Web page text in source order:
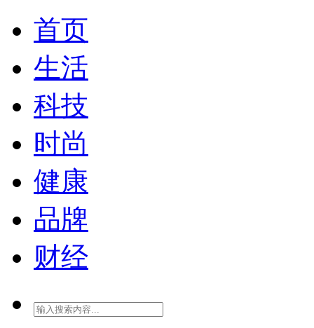
首页
生活
科技
时尚
健康
品牌
财经